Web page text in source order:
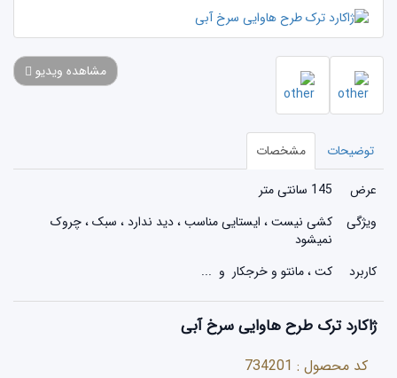
مشاهده ویدیو
توضیحات
مشخصات
عرض
145 سانتی متر
ویژگی
کشی نیست ، ایستایی مناسب ، دید ندارد ، سبک ، چروک
نمیشود
کاربرد
کت ، مانتو و خرجکار و ...
ژاکارد ترک طرح هاوایی سرخ آبی
کد محصول : 734201